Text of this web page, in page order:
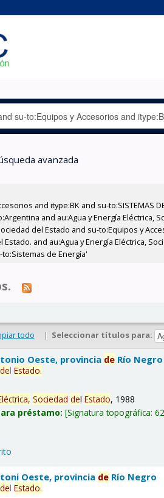
avanzada
and itype:BK and su-to:SISTEMAS
and au:Agua y Energía Eléctrica,
del Estado and su-to:Equipos y
and au:Agua y Energía Eléctrica,
de Energía'
todo | Seleccionar títulos para:
Oeste, provincia de Río Negro
delEstado.
Sociedad delEstado, 1988
préstamo: Signatura topográfica:
Oeste, provincia de Río Negro
delEstado.